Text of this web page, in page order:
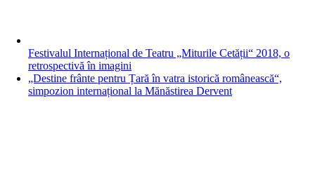
Festivalul Internațional de Teatru „Miturile Cetății“ 2018, o
retrospectivă în imagini
„Destine frânte pentru Țară în vatra istorică românească“,
simpozion internațional la Mănăstirea Dervent